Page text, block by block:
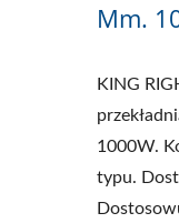
Mm.
KING
1000W.
typu.